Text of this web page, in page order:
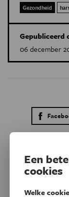
Gezondheid
Gepubliceerd
06 december
Een
cookies
Welke